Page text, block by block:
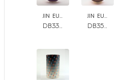
JIN EUI KIM
DB33- Opject Spherical form with lid
JIN EUI KIM
DB35 – Opject-Spherical form lid